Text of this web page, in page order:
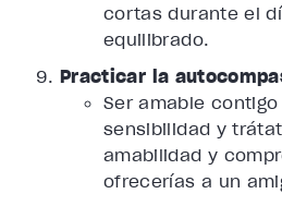
cortas durante el
equilibrado.
Practicar la
Ser amable
sensibilidad y
amabilidad y
ofrecerías a un